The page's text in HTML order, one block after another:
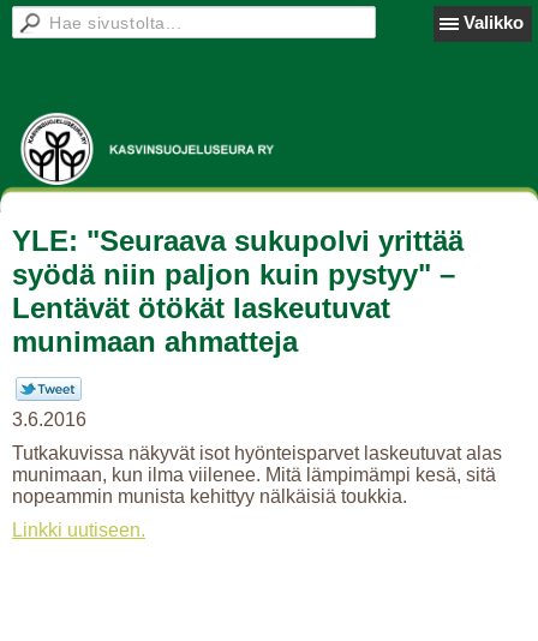
Valikko
YLE: "Seuraava sukupolvi yrittää
syödä niin paljon kuin pystyy" –
Lentävät ötökät laskeutuvat
munimaan ahmatteja
3.6.2016
Tutkakuvissa näkyvät isot hyönteisparvet laskeutuvat alas
munimaan, kun ilma viilenee. Mitä lämpimämpi kesä, sitä
nopeammin munista kehittyy nälkäisiä toukkia.
Linkki uutiseen.